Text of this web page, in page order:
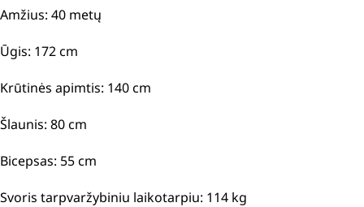
Amžius: 40 metų
Ūgis: 172 cm
Krūtinės apimtis: 140 cm
Šlaunis: 80 cm
Bicepsas: 55 cm
Svoris tarpvaržybiniu laikotarpiu: 114 kg